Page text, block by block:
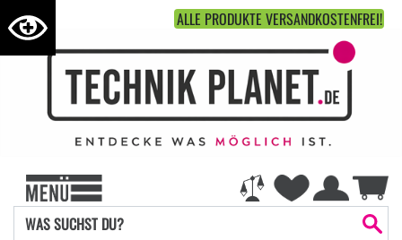
ALLE PRODUKTE VERSANDKOSTENFREI!